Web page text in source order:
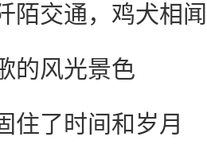
陌交通，鸡犬相闻
的风光景色
住了时间和岁月